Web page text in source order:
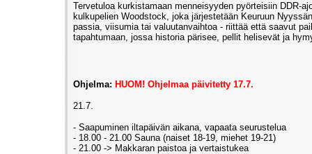
Tervetuloa kurkistamaan menneisyyden pyörteisiin DDR-
kulkupelien Woodstock, joka järjestetään Keuruun
passia, viisumia tai valuutanvaihtoa - riittää että saavut
tapahtumaan, jossa historia pärisee, pellit helisevät ja
Ohjelma: HUOM! Ohjelmaa päivitetty 17.7.
21.7.
- Saapuminen iltapäivän aikana, vapaata seurustelua
- 18.00 - 21.00 Sauna (naiset 18-19, miehet 19-21)
- 21.00 -> Makkaran paistoa ja vertaistukea